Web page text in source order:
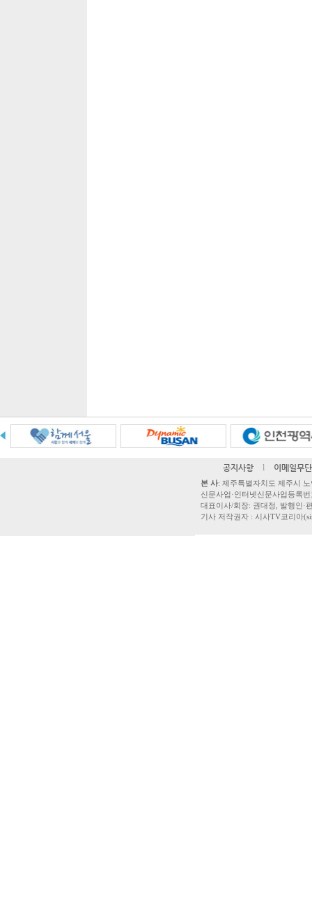
공지사항 l 이메일무
본 사: 제주특별자치도 제주시
신문사업·인터넷신문사업등록
대표이사/회장: 권대정, 발행인·
기사 저작권자 : 시사TV코리아